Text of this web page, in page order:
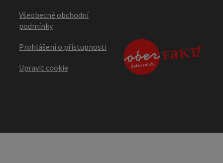
Všeobecné obchodní
podmínky
Prohlášení o přístupnosti
Upravit cookie